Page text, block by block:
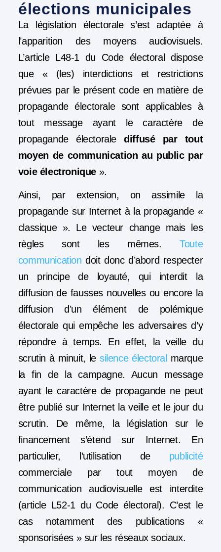
élections municipales
La législation électorale s’est adaptée à
l’apparition des moyens audiovisuels.
L’article L48-1 du Code électoral dispose
que « (les) interdictions et restrictions
prévues par le présent code en matière de
propagande électorale sont applicables à
tout message ayant le caractère de
propagande électoralediffusé par tout
moyen de communication au public par
voie électronique ».
Ainsi, par extension, on assimile la
propagande sur Internet à la propagande «
classique ». Le vecteur change mais les
règles sont les mêmes.Toute
communication doit donc d’abord respecter
un principe de loyauté, qui interdit la
diffusion de fausses nouvelles ou encore la
diffusion d’un élément de polémique
électorale qui empêche les adversaires d’y
répondre à temps. En effet, la veille du
scrutin à minuit, le silence électoral marque
la fin de la campagne. Aucun message
ayant le caractère de propagande ne peut
être publié sur Internet la veille et le jour du
scrutin. De même, la législation sur le
financement s’étend sur Internet. En
particulier, l’utilisation de publicité
commerciale par tout moyen de
communication audiovisuelle est interdite
(article L52-1 du Code électoral). C’est le
cas notamment des publications «
sponsorisées » sur les réseaux sociaux.